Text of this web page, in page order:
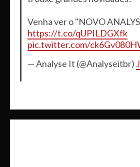
Venha ver o "NOVO
https://t.co/qUPILDGXfk
pic.twitter.com/
— Analyse It (@Analyseitbr)